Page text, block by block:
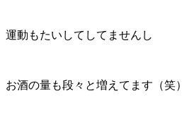
運動もたいしてしてませんし
お酒の量も段々と増えてます（笑）